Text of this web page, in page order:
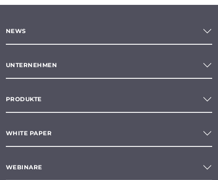
NEWS
UNTERNEHMEN
PRODUKTE
WHITE PAPER
WEBINARE